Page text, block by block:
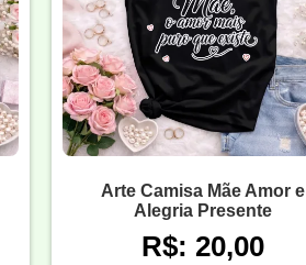
Arte Camisa Mãe Amor e
Alegria Presente
R$: 20,00